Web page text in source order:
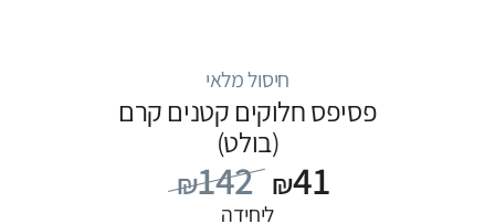
חיסול מלאי
פסיפס חלוקים קטנים קרם
(בולט)
₪142 ₪41
ליחידה